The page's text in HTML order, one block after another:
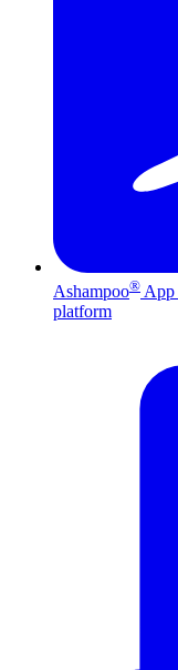
Ashampoo® App
platform